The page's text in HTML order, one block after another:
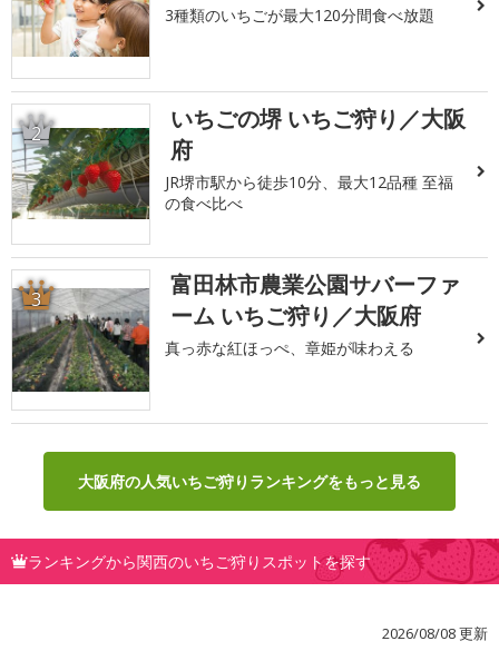
3種類のいちごが最大120分間食べ放題
2
いちごの堺 いちご狩り／大阪
府
JR堺市駅から徒歩10分、最大12品種 至福
の食べ比べ
3
富田林市農業公園サバーファ
ーム いちご狩り／大阪府
真っ赤な紅ほっぺ、章姫が味わえる
大阪府の人気いちご狩りランキングをもっと見る
ランキングから関西のいちご狩りスポットを探す
2026/08/08 更新